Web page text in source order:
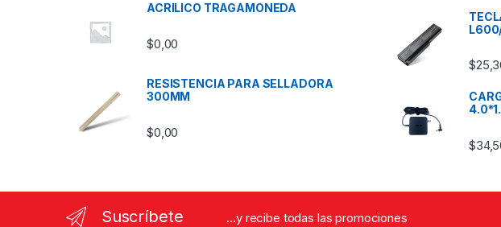
ACRILICO TRAGAMONEDA
$0,00
RESISTENCIA PARA SELLADORA
300MM
$0,00
$
$
Suscríbete ...y recibe todas las promociones